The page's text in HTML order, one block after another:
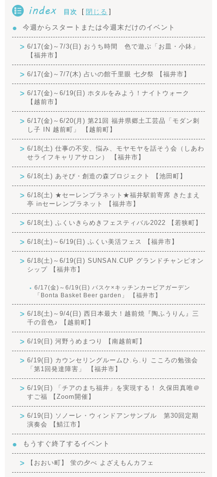
index 目次 [ 閉じる ]
今週からスタートまたは今週末だけのイベント
6/17(金)～7/3(日) おうち時間 色で遊ぶ「お皿・小鉢」
【福井市】
6/17(金)～7/7(木) 占いの館千里眼 七夕祭 【福井市】
6/17(金)～6/19(日) ホタルをみよう！ナイトウォーク
【越前市】
6/17(金)～6/20(月) 第21回 福井県郷土工芸品「モダン刺
し子 IN 越前町」 【越前町】
6/18(土) 仕事の不安、悩み、モヤモヤを話そう会（しあわ
せライフキャリアサロン） 【福井市】
6/18(土) あそび・創造の森プロジェクト 【池田町】
6/18(土) ★セーレンプラネット★福井駅前寄席 きたまえ
亭 inセーレンプラネット 【福井市】
6/18(土) ふくいきらめきフェスティバル2022 【若狭町】
6/18(土)～6/19(日) ふくい美活フェス 【福井市】
6/18(土)～6/19(日) SUNSAN.CUP グランドチャンピオン
シップ 【福井市】
6/17(金)～6/19(日) バスケ×キッチンカービアガーデン
「Bonta Basket Beer garden」 【福井市】
6/18(土)～9/4(日) 西日本最大！越前焼『陶ふうりん』三
千の音色♪ 【越前町】
6/19(日) 河野うめまつり 【南越前町】
6/19(日) カウンセリングルームひ.ら.り こころの勉強会
「第1回発達障害」 【福井市】
6/19(日) 「チアのまち福井」を実現する！ 久保田真唯＠
すご福 【Zoom開催】
6/19(日) ソノーレ・ウィンドアンサンブル 第30回定期
演奏会 【鯖江市】
もうすぐ終了するイベント
【おおい町】 蛍の夕べ よざえもんカフェ